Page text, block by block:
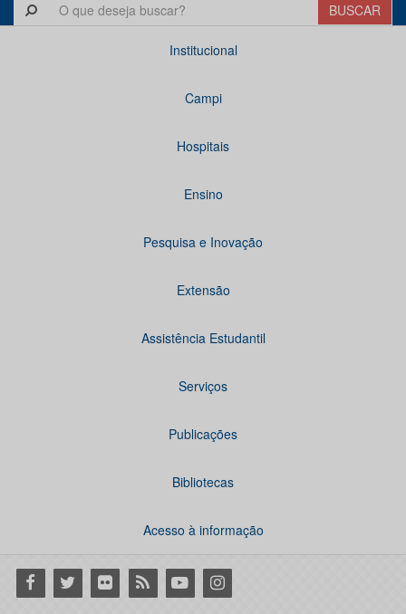
Institucional
Campi
Hospitais
Ensino
Pesquisa e Inovação
Extensão
Assistência Estudantil
Serviços
Publicações
Bibliotecas
Acesso à informação
Facebook
Twitter Flickr RSS YoutubeInstagram